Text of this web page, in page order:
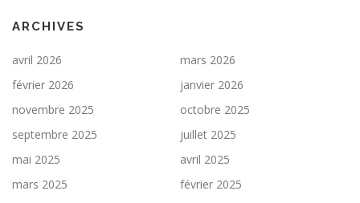
ARCHIVES
avril 2026
mars 2026
février 2026
janvier 2026
novembre 2025
octobre 2025
septembre 2025
juillet 2025
mai 2025
avril 2025
mars 2025
février 2025